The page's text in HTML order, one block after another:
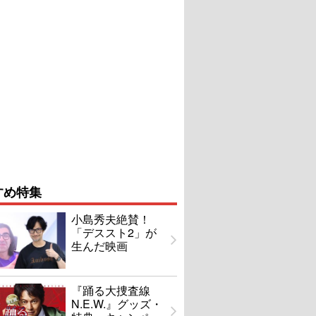
特集
小島秀夫絶賛！
「デススト2」が
生んだ映画
『踊る大捜査線
N.E.W.』グッズ・